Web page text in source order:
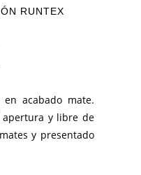
RUNTEX
acabado mate.
apertura y libre de
y presentado